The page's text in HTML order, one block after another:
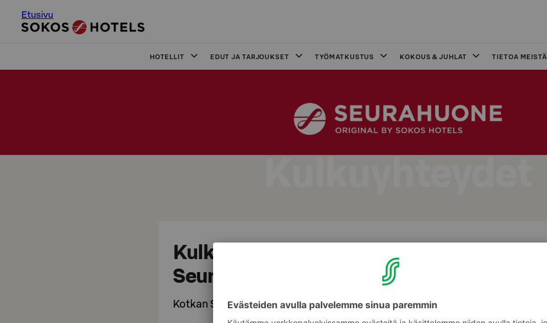
Etusivu
HOTELLIT EDUT JA TARJOUKSET TYÖMATKUSTUS KOKOUS & JUHLAT TIETOA MEISTÄ
Kulkuyhteydet
Kulkuyhteydet Kotkan
Seurahuoneelle
Kotkan Seurahuoneelle pääsee mukavasti monella tapaa!